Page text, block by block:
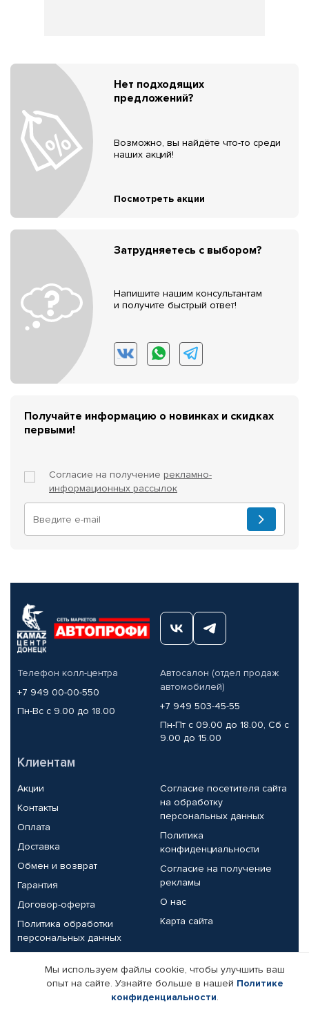
Нет подходящих
предложений?
Возможно, вы найдёте что-то среди
наших акций!
Посмотреть акции
Затрудняетесь с выбором?
Напишите нашим консультантам
и получите быстрый ответ!
Получайте информацию о новинках и скидках
первыми!
Согласие на получение рекламно-
информационных рассылок
Телефон колл-центра
+7 949 00-00-550
Пн-Вс с 9.00 до 18.00
Автосалон (отдел продаж
автомобилей)
+7 949 503-45-55
Пн-Пт с 09.00 до 18.00, Сб с
9.00 до 15.00
Клиентам
Акции
Контакты
Оплата
Доставка
Обмен и возврат
Гарантия
Договор-оферта
Политика обработки
персональных данных
Согласие посетителя сайта
на обработку
персональных данных
Политика
конфиденциальности
Согласие на получение
рекламы
О нас
Карта сайта
Партнерам
Корпоративным клиентам
Реквизиты компании
Мы используем файлы cookie, чтобы улучшить ваш
опыт на сайте. Узнайте больше в нашей Политике
конфиденциальности.